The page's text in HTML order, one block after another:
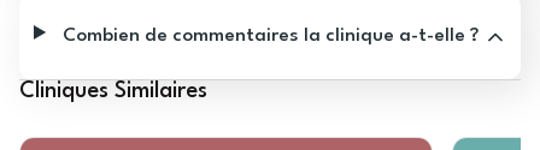
Combien de commentaires la clinique a-t-elle ?
Cliniques Similaires